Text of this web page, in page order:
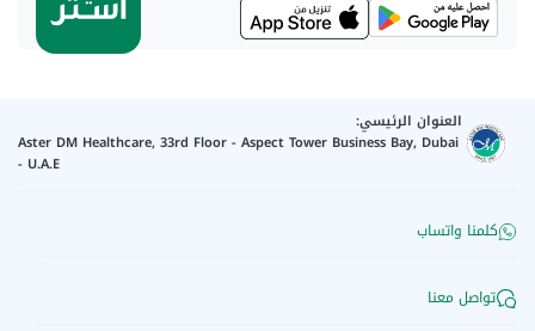
العنوان الرئيسي:
Aster DM Healthcare, 33rd Floor - Aspect Tower Business Bay, Dubai
- U.A.E
كلمنا واتساب
تواصل معنا